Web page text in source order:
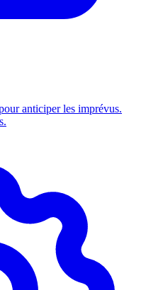
anticiper les imprévus.